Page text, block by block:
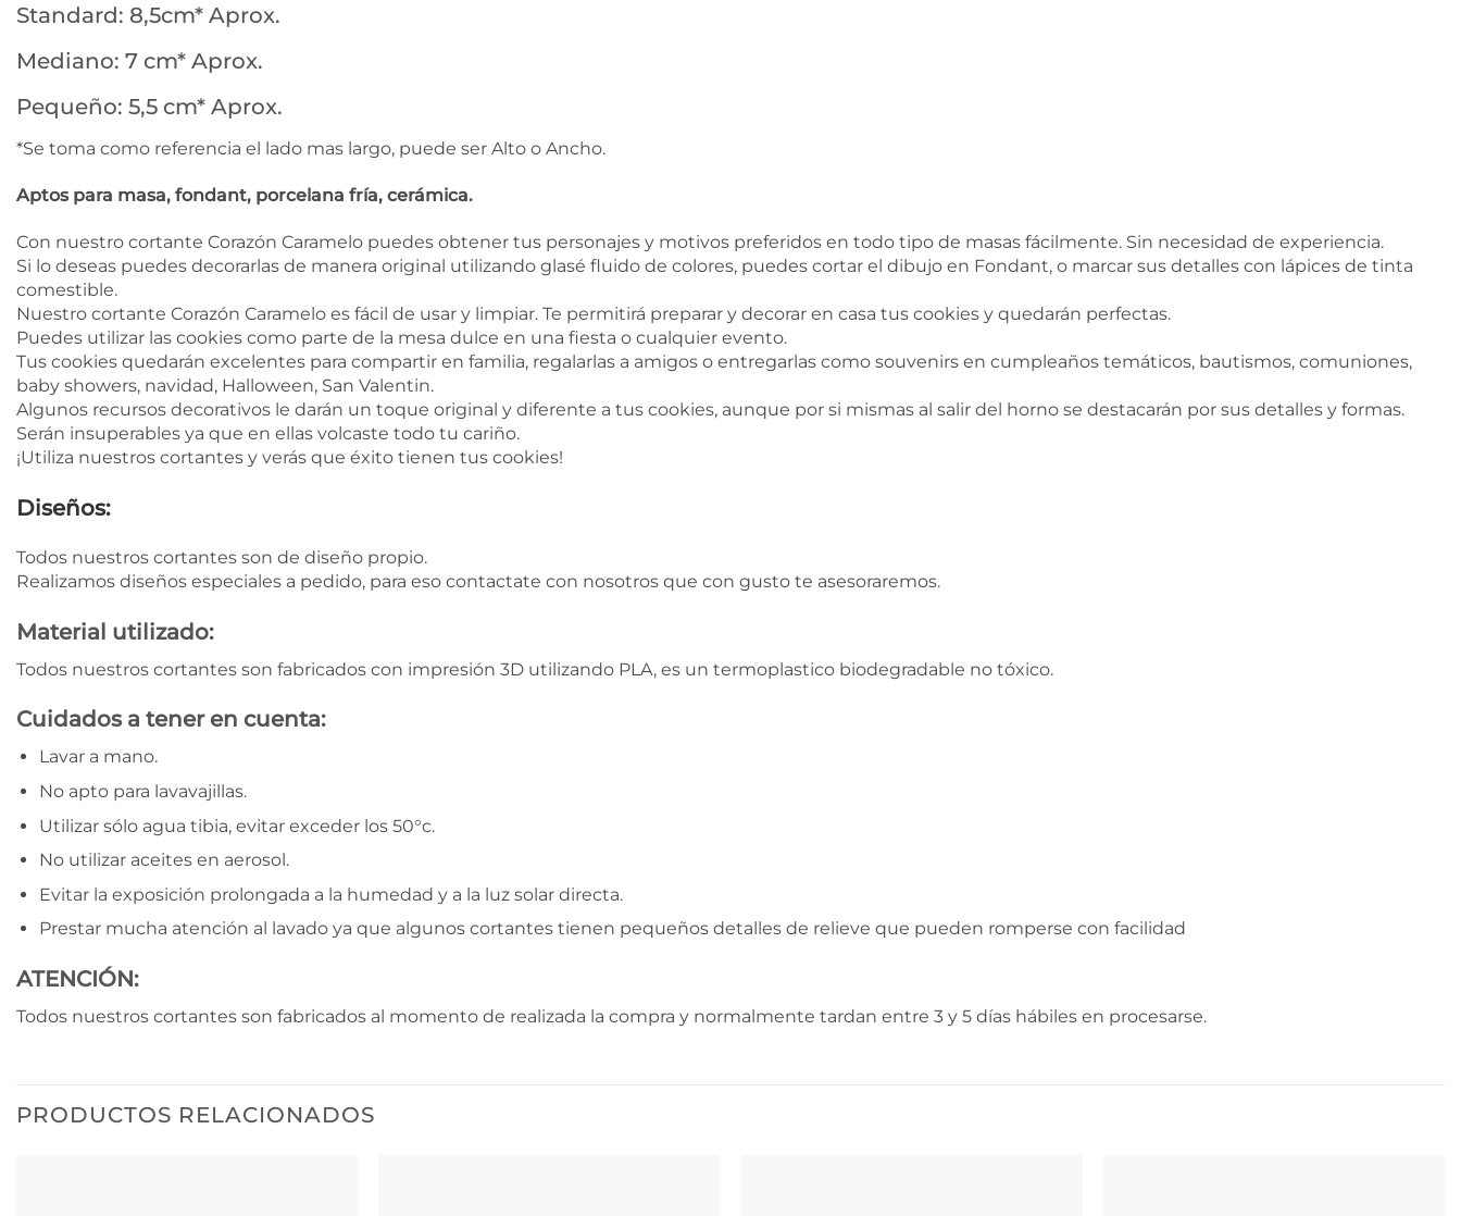
Standard: 8,5cm* Aprox.
Mediano: 7 cm* Aprox.
Pequeño: 5,5 cm* Aprox.
*Se toma como referencia el lado mas largo, puede ser Alto o Ancho.
Aptos para masa, fondant, porcelana fría, cerámica.
Con nuestro cortante Corazón Caramelo puedes obtener tus personajes y motivos preferidos en todo tipo de masas fácilmente. Sin necesidad de experiencia.
Si lo deseas puedes decorarlas de manera original utilizando glasé fluido de colores, puedes cortar el dibujo en Fondant, o marcar sus detalles con lápices de tinta
comestible.
Nuestro cortante Corazón Caramelo es fácil de usar y limpiar. Te permitirá preparar y decorar en casa tus cookies y quedarán perfectas.
Puedes utilizar las cookies como parte de la mesa dulce en una fiesta o cualquier evento.
Tus cookies quedarán excelentes para compartir en familia, regalarlas a amigos o entregarlas como souvenirs en cumpleaños temáticos, bautismos, comuniones,
baby showers, navidad, Halloween, San Valentin.
Algunos recursos decorativos le darán un toque original y diferente a tus cookies, aunque por si mismas al salir del horno se destacarán por sus detalles y formas.
Serán insuperables ya que en ellas volcaste todo tu cariño.
¡Utiliza nuestros cortantes y verás que éxito tienen tus cookies!
Diseños:
Todos nuestros cortantes son de diseño propio.
Realizamos diseños especiales a pedido, para eso contactate con nosotros que con gusto te asesoraremos.
Material utilizado:
Todos nuestros cortantes son fabricados con impresión 3D utilizando PLA, es un termoplastico biodegradable no tóxico.
Cuidados a tener en cuenta:
Lavar a mano.
No apto para lavavajillas.
Utilizar sólo agua tibia, evitar exceder los 50°c.
No utilizar aceites en aerosol.
Evitar la exposición prolongada a la humedad y a la luz solar directa.
Prestar mucha atención al lavado ya que algunos cortantes tienen pequeños detalles de relieve que pueden romperse con facilidad
ATENCIÓN:
Todos nuestros cortantes son fabricados al momento de realizada la compra y normalmente tardan entre 3 y 5 días hábiles en procesarse.
PRODUCTOS RELACIONADOS